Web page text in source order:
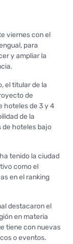
viernes con el
para
y ampliar la
el titular de la
de
hoteles de 3 y 4
de la
hoteles bajo
tenido la ciudad
como el
en el ranking
destacaron el
en materia
tiene con nuevas
o eventos.